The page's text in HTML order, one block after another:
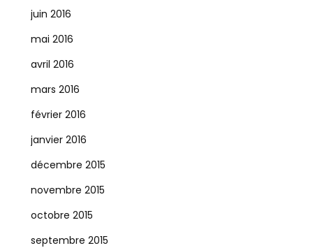
juin 2016
mai 2016
avril 2016
mars 2016
février 2016
janvier 2016
décembre 2015
novembre 2015
octobre 2015
septembre 2015